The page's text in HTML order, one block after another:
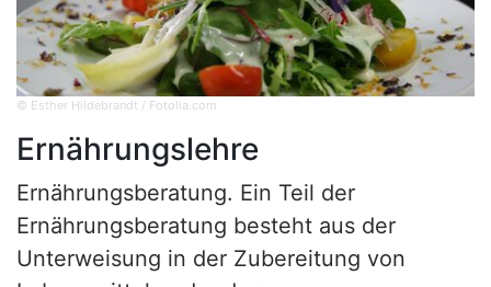
© Esther Hildebrandt / Fotolia.com
Ernährungslehre
Ernährungsberatung. Ein Teil der
Ernährungsberatung besteht aus der
Unterweisung in der Zubereitung von